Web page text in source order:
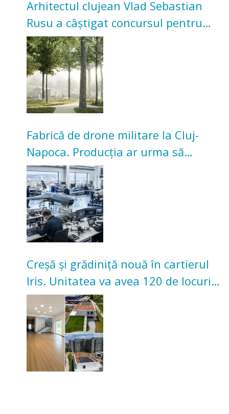
Arhitectul clujean Vlad Sebastian
Rusu a câștigat concursul pentru
transformarea Grădinii Casei
Universitarilor
Fabrică de drone militare la Cluj-
Napoca. Producția ar urma să
înceapă în toamna acestui an
Creșă și grădiniță nouă în cartierul
Iris. Unitatea va avea 120 de locuri
pentru copii